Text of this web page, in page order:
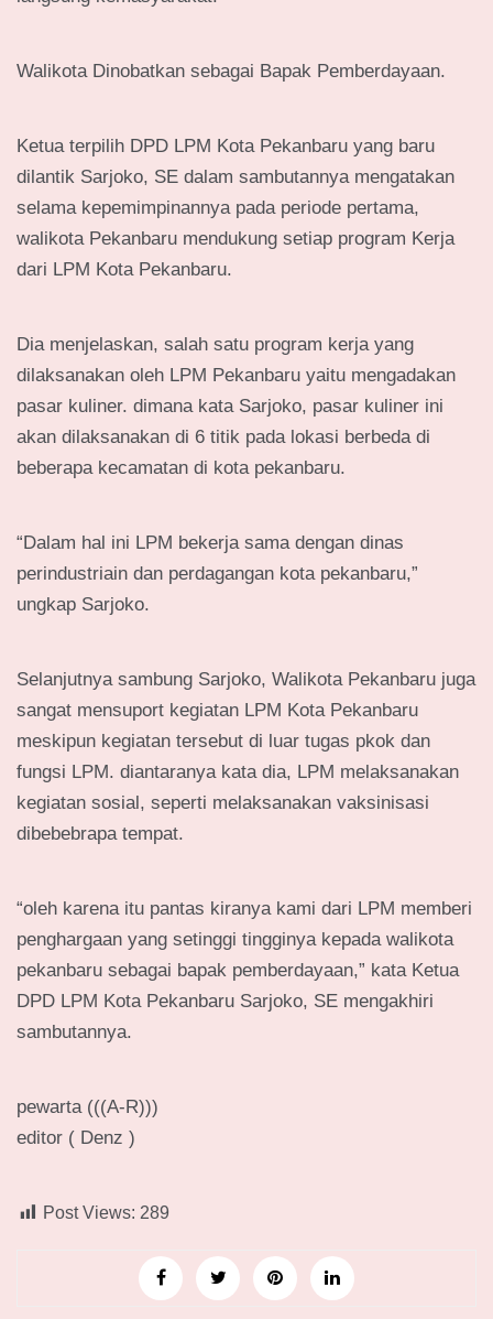
Walikota Dinobatkan sebagai Bapak Pemberdayaan.
Ketua terpilih DPD LPM Kota Pekanbaru yang baru
dilantik Sarjoko, SE dalam sambutannya mengatakan
selama kepemimpinannya pada periode pertama,
walikota Pekanbaru mendukung setiap program Kerja
dari LPM Kota Pekanbaru.
Dia menjelaskan, salah satu program kerja yang
dilaksanakan oleh LPM Pekanbaru yaitu mengadakan
pasar kuliner. dimana kata Sarjoko, pasar kuliner ini
akan dilaksanakan di 6 titik pada lokasi berbeda di
beberapa kecamatan di kota pekanbaru.
“Dalam hal ini LPM bekerja sama dengan dinas
perindustriain dan perdagangan kota pekanbaru,”
ungkap Sarjoko.
Selanjutnya sambung Sarjoko, Walikota Pekanbaru juga
sangat mensuport kegiatan LPM Kota Pekanbaru
meskipun kegiatan tersebut di luar tugas pkok dan
fungsi LPM. diantaranya kata dia, LPM melaksanakan
kegiatan sosial, seperti melaksanakan vaksinisasi
dibebebrapa tempat.
“oleh karena itu pantas kiranya kami dari LPM memberi
penghargaan yang setinggi tingginya kepada walikota
pekanbaru sebagai bapak pemberdayaan,” kata Ketua
DPD LPM Kota Pekanbaru Sarjoko, SE mengakhiri
sambutannya.
pewarta (((A-R)))
editor ( Denz )
Post Views: 289